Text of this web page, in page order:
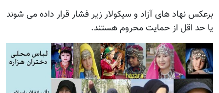
برعکس نهاد های آزاد و سیکولار زیر فشار قرار داده می شوند
یا حد اقل از حمایت محروم هستند.